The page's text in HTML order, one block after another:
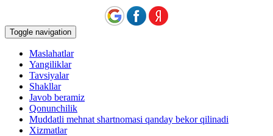
Toggle navigation
Maslahatlar
Yangiliklar
Tavsiyalar
Shakllar
Javob beramiz
Qonunchilik
Muddatli mehnat shartnomasi qanday bekor qilinadi
Xizmatlar